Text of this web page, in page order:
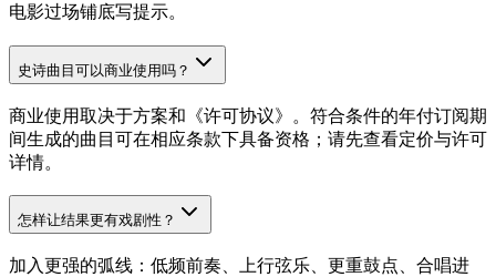
电影过场铺底写提示。
史诗曲目可以商业使用吗？
商业使用取决于方案和《许可协议》。符合条件的年付订阅期
间生成的曲目可在相应条款下具备资格；请先查看定价与许可
详情。
怎样让结果更有戏剧性？
加入更强的弧线：低频前奏、上行弦乐、更重鼓点、合唱进